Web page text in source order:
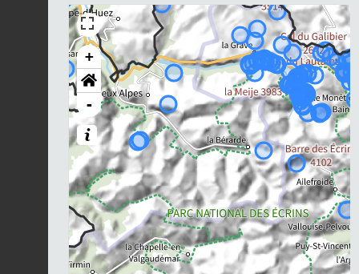
+
-